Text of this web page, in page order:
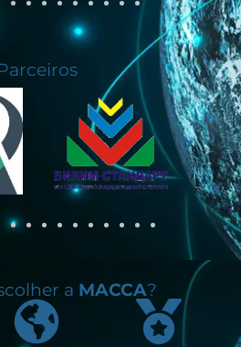
a MACCA?